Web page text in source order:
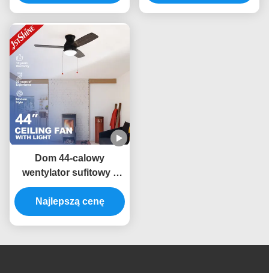
kwiatowy
świetlnymi
Dom 44-calowy
wentylator sufitowy z
przełącznikiem 45W AC
Najlepszą cenę